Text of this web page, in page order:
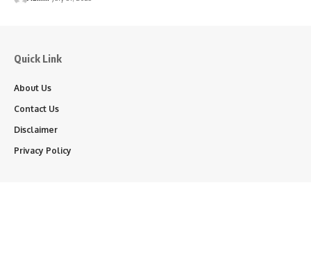
Quick Link
About Us
Contact Us
Disclaimer
Privacy Policy